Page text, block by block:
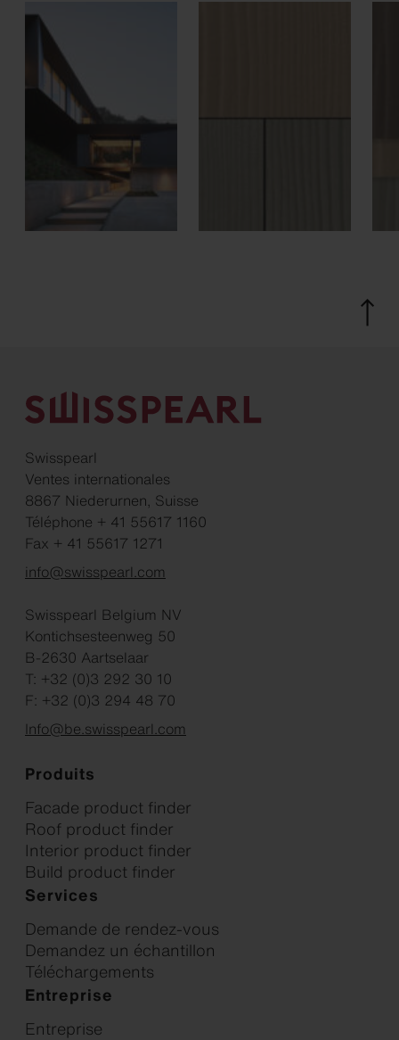
Swisspearl
Ventes internationales
8867 Niederurnen, Suisse
Téléphone + 41 55617 1160
Fax + 41 55617 1271
info@swisspearl.com
Swisspearl Belgium NV
Kontichsesteenweg 50
B-2630 Aartselaar
T: +32 (0)3 292 30 10
F: +32 (0)3 294 48 70
Info@be.swisspearl.com
Produits
Facade product finder
Roof product finder
Interior product finder
Build product finder
Services
Demande de rendez-vous
Demandez un échantillon
Téléchargements
Entreprise
Entreprise